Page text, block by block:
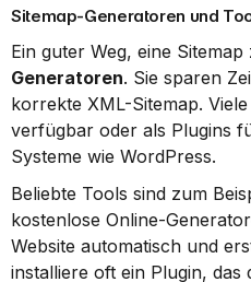
Sitemap-Generatoren und
Ein guter Weg, eine
Generatoren. Sie sparen
korrekte XML-Sitemap.
verfügbar oder als Plugins
Systeme wie WordPress.
Beliebte Tools sind zum
kostenlose Online-
Website automatisch und
installiere oft ein Plugin, das